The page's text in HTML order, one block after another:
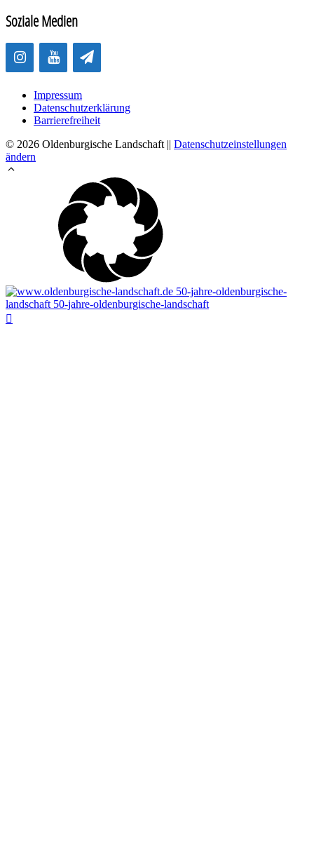
Soziale Medien
Impressum
Datenschutzerklärung
Barrierefreiheit
© 2026 Oldenburgische Landschaft || Datenschutzeinstellungen
ändern